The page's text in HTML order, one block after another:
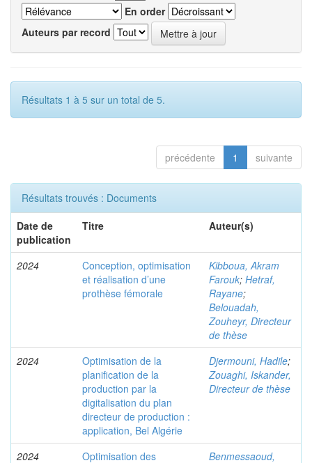
En order
Auteurs par record
Résultats 1 à 5 sur un total de 5.
précédente 1 suivante
Résultats trouvés : Documents
Date de
publication
Titre Auteur(s)
2024
Conception, optimisation
et réalisation d’une
prothèse fémorale
Kibboua, Akram
Farouk; Hetraf,
Rayane;
Belouadah,
Zouheyr, Directeur
de thèse
2024
Optimisation de la
planification de la
production par la
digitalisation du plan
directeur de production :
application, Bel Algérie
Djermouni, Hadile;
Zouaghi, Iskander,
Directeur de thèse
2024
Optimisation des
Benmessaoud,